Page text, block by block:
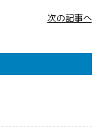
次の記事へ